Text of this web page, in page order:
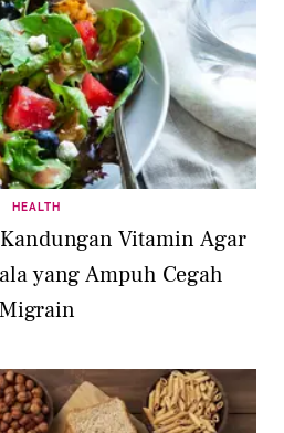
HEALTH
Vitamin Agar
yang Ampuh Cegah
Migrain